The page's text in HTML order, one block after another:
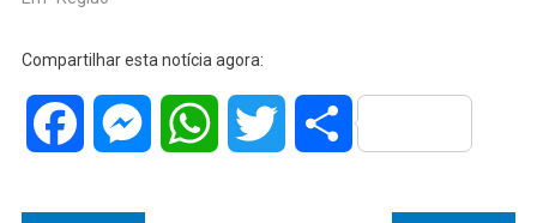
Compartilhar esta notícia agora:
Facebook MessengerWhatsAppTwitter Share